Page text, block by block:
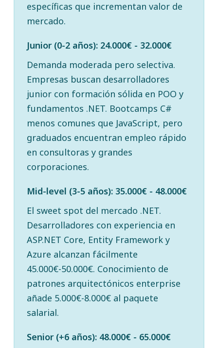
específicas que incrementan valor de
mercado.
Junior (0-2 años): 24.000€ - 32.000€
Demanda moderada pero selectiva.
Empresas buscan desarrolladores
junior con formación sólida en POO y
fundamentos .NET. Bootcamps C#
menos comunes que JavaScript, pero
graduados encuentran empleo rápido
en consultoras y grandes
corporaciones.
Mid-level (3-5 años): 35.000€ - 48.000€
El sweet spot del mercado .NET.
Desarrolladores con experiencia en
ASP.NET Core, Entity Framework y
Azure alcanzan fácilmente
45.000€-50.000€. Conocimiento de
patrones arquitectónicos enterprise
añade 5.000€-8.000€ al paquete
salarial.
Senior (+6 años): 48.000€ - 65.000€